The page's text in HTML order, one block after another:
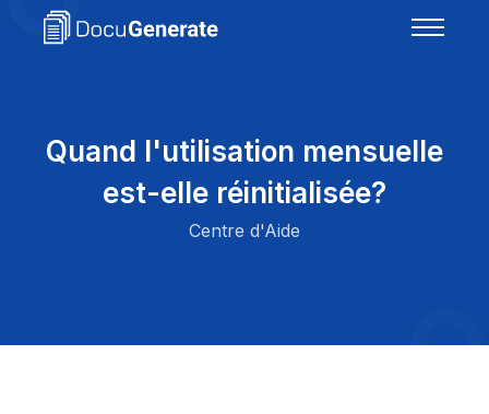
Quand l'utilisation mensuelle
est-elle réinitialisée?
Centre d'Aide